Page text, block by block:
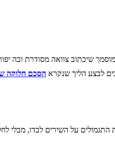
שיכתוב צוואה מסודרת ובה
לבצע הליך שנקרא הסכם חלוקה
על השירים לבדו, מבלי